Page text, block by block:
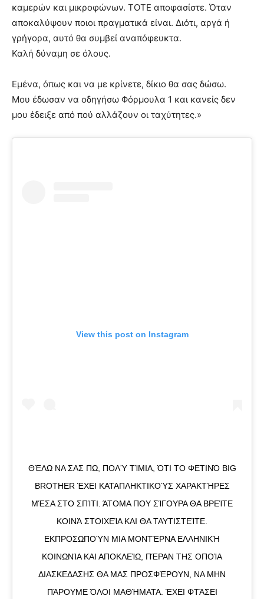
καμερών και μικροφώνων. ΤΟΤΕ αποφασίστε. Όταν
αποκαλύψουν ποιοι πραγματικά είναι. Διότι, αργά ή
γρήγορα, αυτό θα συμβεί αναπόφευκτα.
Καλή δύναμη σε όλους.
Εμένα, όπως και να με κρίνετε, δίκιο θα σας δώσω.
Μου έδωσαν να οδηγήσω Φόρμουλα 1 και κανείς δεν
μου έδειξε από πού αλλάζουν οι ταχύτητες.»
View this post on Instagram
ΘΈΛΩ ΝΑ ΣΑΣ ΠΩ, ΠΟΛΎ ΤΊΜΙΑ, ΌΤΙ ΤΟ ΦΕΤΙΝΌ BIG
BROTHER ΈΧΕΙ ΚΑΤΑΠΛΗΚΤΙΚΟΎΣ ΧΑΡΑΚΤΉΡΕΣ
ΜΈΣΑ ΣΤΟ ΣΠΊΤΙ. ΆΤΟΜΑ ΠΟΥ ΣΊΓΟΥΡΑ ΘΑ ΒΡΕΊΤΕ
ΚΟΙΝΆ ΣΤΟΙΧΕΊΑ ΚΑΙ ΘΑ ΤΑΥΤΙΣΤΕΊΤΕ.
ΕΚΠΡΟΣΩΠΟΎΝ ΜΙΑ ΜΟΝΤΈΡΝΑ ΕΛΛΗΝΙΚΉ
ΚΟΙΝΩΝΊΑ ΚΑΙ ΑΠΟΚΛΕΊΩ, ΠΈΡΑΝ ΤΗΣ ΟΠΟΊΑ
ΔΙΑΣΚΕΔΑΣΗΣ ΘΑ ΜΑΣ ΠΡΟΣΦΈΡΟΥΝ, ΝΑ ΜΗΝ
ΠΆΡΟΥΜΕ ΌΛΟΙ ΜΑΘΉΜΑΤΑ. ΈΧΕΙ ΦΤΆΣΕΙ